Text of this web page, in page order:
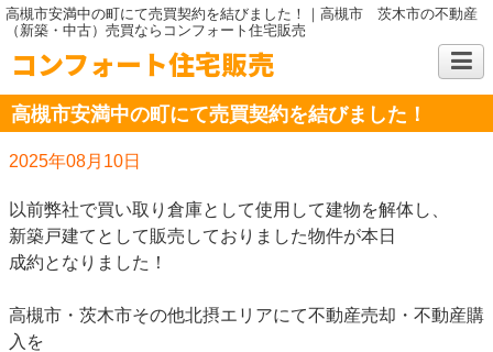
高槻市安満中の町にて売買契約を結びました！｜高槻市 茨木市の不動産
（新築・中古）売買ならコンフォート住宅販売
コンフォート住宅販売
高槻市安満中の町にて売買契約を結びました！
2025年08月10日
以前弊社で買い取り倉庫として使用して建物を解体し、
新築戸建てとして販売しておりました物件が本日
成約となりました！
高槻市・茨木市その他北摂エリアにて不動産売却・不動産購
入を